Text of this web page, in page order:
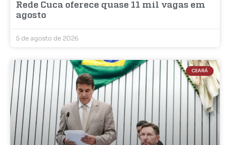
Rede Cuca oferece quase 11 mil vagas em
agosto
5 de agosto de 2026
CEARÁ